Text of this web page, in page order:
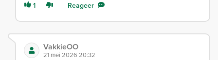
1 Reageer
VakkieOO
21 mei 2026 20:32